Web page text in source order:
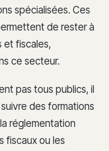
spécialisées. Ces
de rester à
et fiscales,
ce secteur.
pas tous publics, il
des formations
réglementation
fiscaux ou les